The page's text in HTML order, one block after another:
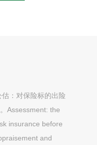
：对保险标的出险
Assessment: the
insurance before
and